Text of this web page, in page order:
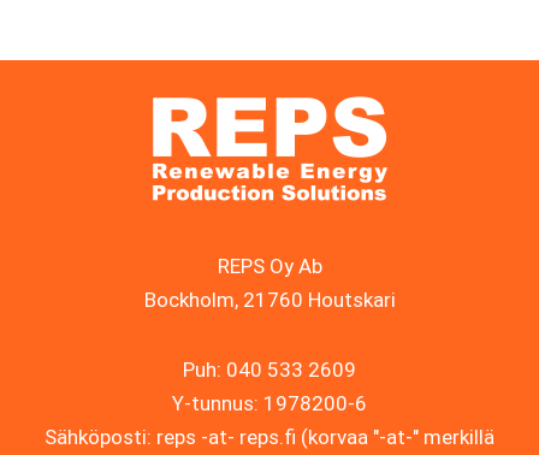
REPS Oy Ab
Bockholm, 21760 Houtskari
Puh: 040 533 2609
Y-tunnus: 1978200-6
Sähköposti: reps -at- reps.fi (korvaa "-at-" merkillä